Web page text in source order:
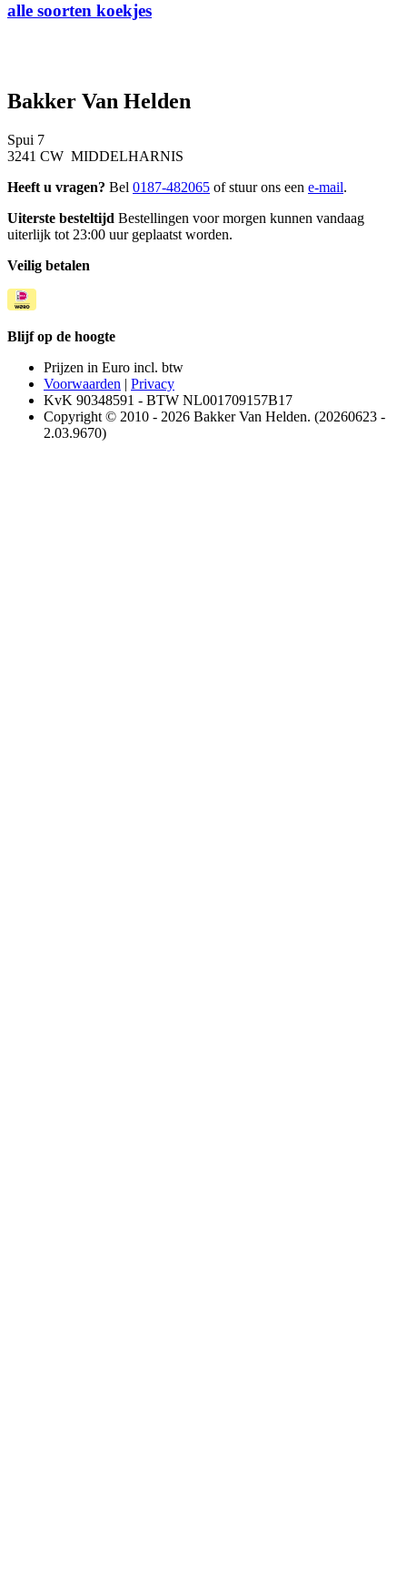
alle soorten koekjes
Bakker Van Helden
Spui 7
3241 CW MIDDELHARNIS
Heeft u vragen? Bel 0187-482065 of stuur ons een e-mail.
Uiterste besteltijd Bestellingen voor morgen kunnen vandaag
uiterlijk tot 23:00 uur geplaatst worden.
Veilig betalen
Blijf op de hoogte
Prijzen in Euro incl. btw
Voorwaarden | Privacy
KvK 90348591 - BTW NL001709157B17
Copyright © 2010 - 2026 Bakker Van Helden. (20260623 -
2.03.9670)